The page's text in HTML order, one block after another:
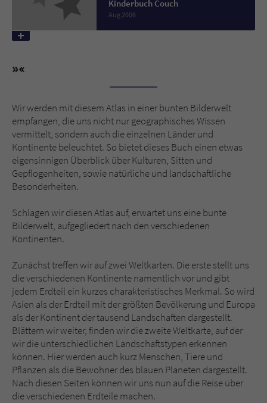
Kinderbuch Couch
Aug 2006
Wir werden mit diesem Atlas in einer bunten Bilderwelt
empfangen, die uns nicht nur geographisches Wissen
vermittelt, sondern auch die einzelnen Länder und
Kontinente beleuchtet. So bietet dieses Buch einen etwas
eigensinnigen Überblick über Kulturen, Sitten und
Gepflogenheiten, sowie natürliche und landschaftliche
Besonderheiten.
Schlagen wir diesen Atlas auf, erwartet uns eine bunte
Bilderwelt, aufgegliedert nach den verschiedenen
Kontinenten.
Zunächst treffen wir auf zwei Weltkarten. Die erste stellt uns
die verschiedenen Kontinente namentlich vor und gibt
jedem Erdteil ein kurzes charakteristisches Merkmal. So wird
Asien als der Erdteil mit der größten Bevölkerung und Europa
als der Kontinent der tausend Landschaften dargestellt.
Blättern wir weiter, finden wir die zweite Weltkarte, auf der
wir die unterschiedlichen Landschaftstypen erkennen
können. Hier werden auch kurz Menschen, Tiere und
Pflanzen als die Bewohner des blauen Planeten dargestellt.
Nach diesen Seiten können wir uns nun auf die Reise über
die verschiedenen Erdteile machen.
Name tx_pwcomments_ahash
Zweck Cookie für Kommentare einzelner Buchtitel
Name fe_typo_user
Anbieter Literatur-Couch Medien GmbH & Co. KG
Dieses Cookie gewährleistet die
Sicherheitscode des Kontaktformulars zu
überprüfen.